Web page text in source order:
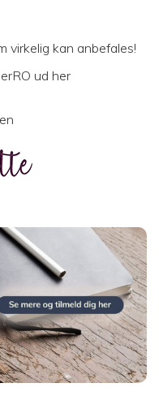
virkelig kan anbefales!
ud her